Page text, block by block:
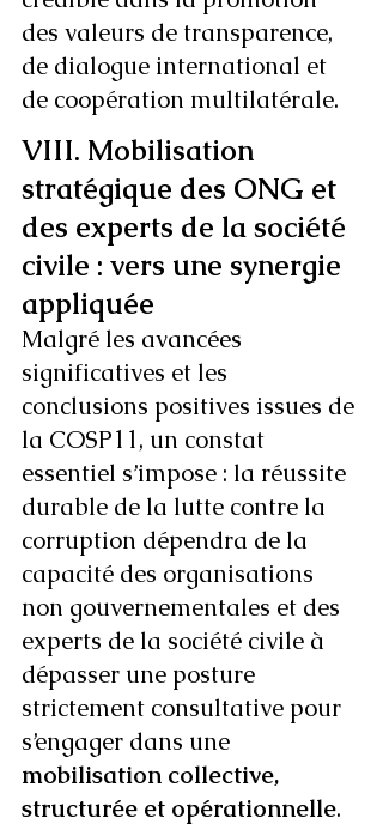
des valeurs de transparence,
de dialogue international et
de coopération multilatérale.
VIII. Mobilisation
stratégique des ONG et
des experts de la société
civile : vers une synergie
appliquée
Malgré les avancées
significatives et les
conclusions positives issues de
la COSP11, un constat
essentiel s’impose : la réussite
durable de la lutte contre la
corruption dépendra de la
capacité des organisations
non gouvernementales et des
experts de la société civile à
dépasser une posture
strictement consultative pour
s’engager dans une
mobilisation collective,
structurée et opérationnelle.